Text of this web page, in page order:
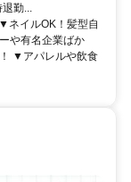
勤...
ネイルOK！髪型自
や有名企業ばか
▼アパレルや飲食